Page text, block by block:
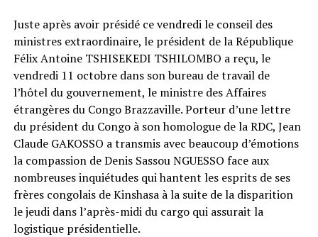
Juste après avoir présidé ce vendredi le conseil des
ministres extraordinaire, le président de la République
Félix Antoine TSHISEKEDI TSHILOMBO a reçu, le
vendredi 11 octobre dans son bureau de travail de
l’hôtel du gouvernement, le ministre des Affaires
étrangères du Congo Brazzaville. Porteur d’une lettre
du président du Congo à son homologue de la RDC, Jean
Claude GAKOSSO a transmis avec beaucoup d’émotions
la compassion de Denis Sassou NGUESSO face aux
nombreuses inquiétudes qui hantent les esprits de ses
frères congolais de Kinshasa à la suite de la disparition
le jeudi dans l’après-midi du cargo qui assurait la
logistique présidentielle.